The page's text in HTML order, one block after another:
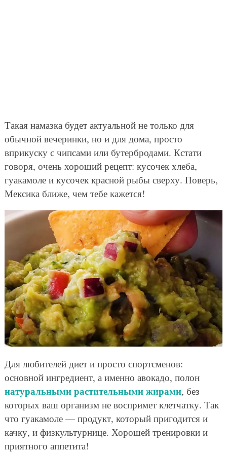
Такая намазка будет актуальной не только для
обычной вечеринки, но и для дома, просто
вприкуску с чипсами или бутербродами. Кстати
говоря, очень хороший рецепт: кусочек хлеба,
гуакамоле и кусочек красной рыбы сверху. Поверь,
Мексика ближе, чем тебе кажется!
Для любителей диет и просто спортсменов:
основной ингредиент, а именно авокадо, полон
натуральными растительными жирами, без
которых ваш организм не воспримет клетчатку. Так
что гуакамоле — продукт, который пригодится и
качку, и физкультурнице. Хорошей тренировки и
приятного аппетита!